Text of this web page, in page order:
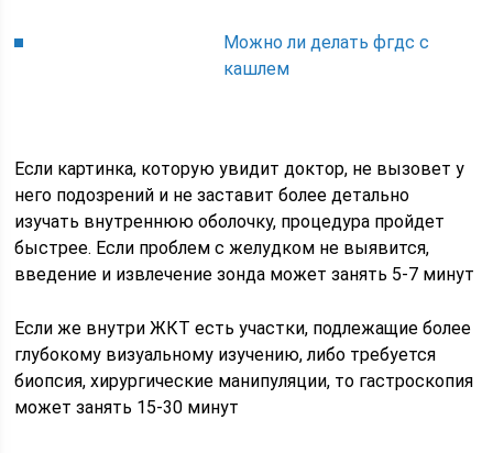
Можно ли делать фгдс с
кашлем
Если картинка, которую увидит доктор, не вызовет у
него подозрений и не заставит более детально
изучать внутреннюю оболочку, процедура пройдет
быстрее. Если проблем с желудком не выявится,
введение и извлечение зонда может занять 5-7 минут
Если же внутри ЖКТ есть участки, подлежащие более
глубокому визуальному изучению, либо требуется
биопсия, хирургические манипуляции, то гастроскопия
может занять 15-30 минут